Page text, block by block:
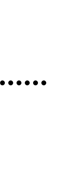
7 8 9 101112